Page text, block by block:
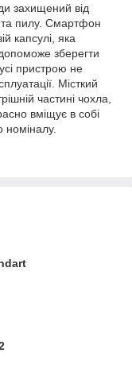
захищений від
та пилу. Смартфон
капсулі, яка
зберегти
пристрою не
Місткий
частині чохла,
вміщує в собі
номіналу.